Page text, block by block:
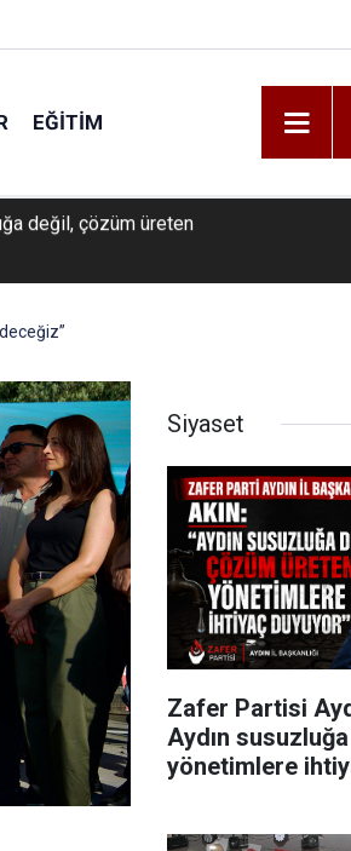
EĞITIM
Siyaset
Zafer Partisi
Aydın
yönetimlere